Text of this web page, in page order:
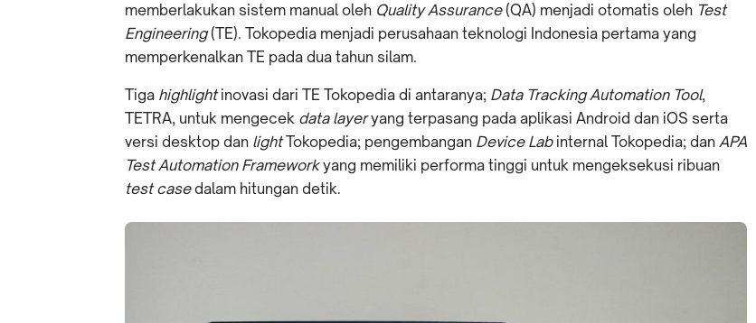
memberlakukan sistem manual oleh Quality Assurance(QA) menjadi otomatis oleh Test
Engineering(TE). Tokopedia menjadi perusahaan teknologi Indonesia pertama yang
memperkenalkan TE pada dua tahun silam.
Tiga highlightinovasi dari TE Tokopedia di antaranya; Data Tracking Automation Tool,
TETRA, untuk mengecek data layeryang terpasang pada aplikasi Android dan iOS serta
versi desktop dan lightTokopedia; pengembangan Device Labinternal Tokopedia; dan APA
Test Automation Frameworkyang memiliki performa tinggi untuk mengeksekusi ribuan
test casedalam hitungan detik.